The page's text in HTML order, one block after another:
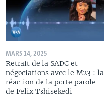
MARS 14, 2025
Retrait de la SADC et
négociations avec le M23 : la
réaction de la porte parole
de Felix Tshisekedi